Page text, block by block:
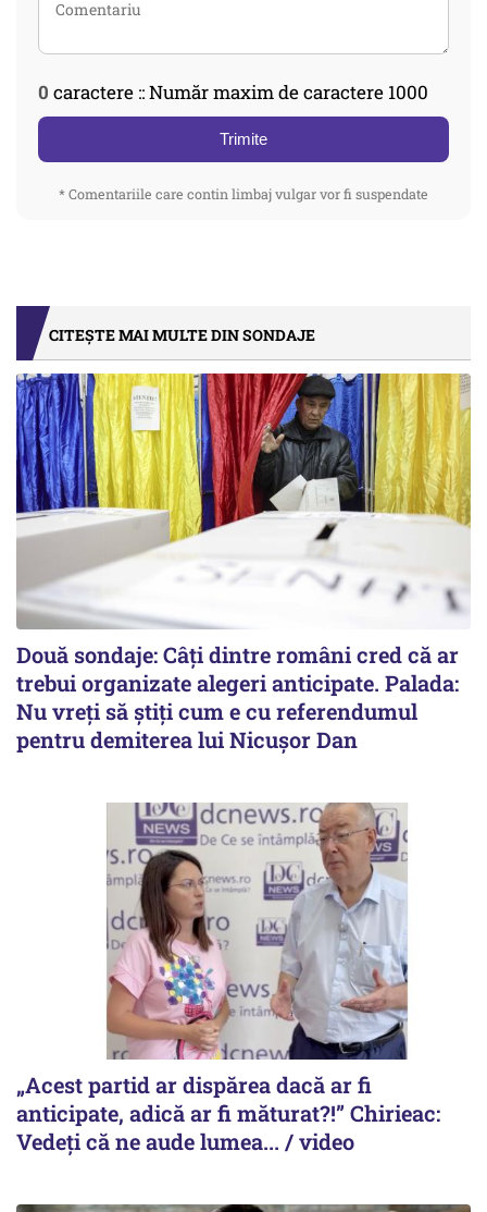
0 caractere :: Număr maxim de caractere 1000
Trimite
* Comentariile care contin limbaj vulgar vor fi suspendate
CITEȘTE MAI MULTE DIN SONDAJE
Două sondaje: Câți dintre români cred că ar
trebui organizate alegeri anticipate. Palada:
Nu vreți să știți cum e cu referendumul
pentru demiterea lui Nicușor Dan
„Acest partid ar dispărea dacă ar fi
anticipate, adică ar fi măturat?!” Chirieac:
Vedeți că ne aude lumea... / video